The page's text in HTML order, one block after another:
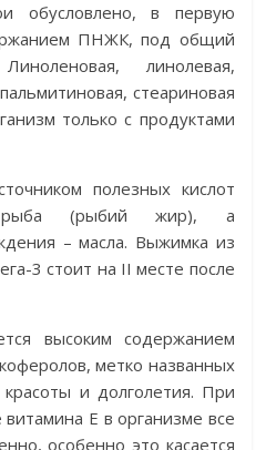
обусловлено, в первую
ПНЖК, под общий
линолевая,
стеариновая
только с продуктами
полезных кислот
рыба (рыбий жир), а
– масла. Выжимка из
3 стоит на II месте после
высоким содержанием
метко названных
и долголетия. При
Е в организме все
особенно это касается